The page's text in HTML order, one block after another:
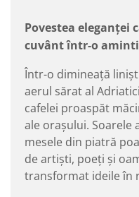
Povestea eleganței
cuvânt într-o
Într-o dimineață
aerul sărat al
cafelei proaspăt
ale orașului. Soarele
mesele din piatră
de artiști, poeți și
transformat ideile în